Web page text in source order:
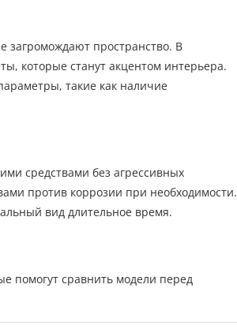
загромождают пространство. В
которые станут акцентом интерьера.
такие как наличие
средствами без агрессивных
против коррозии при необходимости.
вид длительное время.
помогут сравнить модели перед